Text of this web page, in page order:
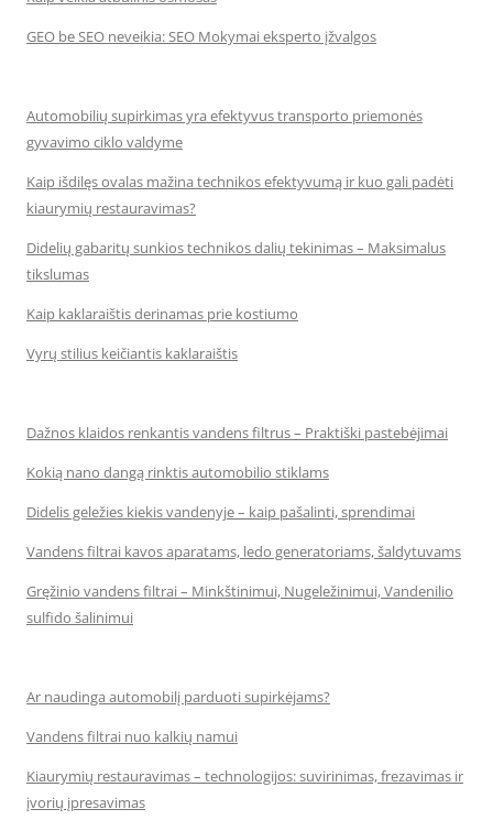
GEO be SEO neveikia: SEO Mokymai eksperto įžvalgos
Automobilių supirkimas yra efektyvus transporto priemonės
gyvavimo ciklo valdyme
Kaip išdilęs ovalas mažina technikos efektyvumą ir kuo gali padėti
kiaurymių restauravimas?
Didelių gabaritų sunkios technikos dalių tekinimas – Maksimalus
tikslumas
Kaip kaklaraištis derinamas prie kostiumo
Vyrų stilius keičiantis kaklaraištis
Dažnos klaidos renkantis vandens filtrus – Praktiški pastebėjimai
Kokią nano dangą rinktis automobilio stiklams
Didelis geležies kiekis vandenyje – kaip pašalinti, sprendimai
Vandens filtrai kavos aparatams, ledo generatoriams, šaldytuvams
Gręžinio vandens filtrai – Minkštinimui, Nugeležinimui, Vandenilio
sulfido šalinimui
Ar naudinga automobilį parduoti supirkėjams?
Vandens filtrai nuo kalkių namui
Kiaurymių restauravimas – technologijos: suvirinimas, frezavimas ir
įvorių įpresavimas